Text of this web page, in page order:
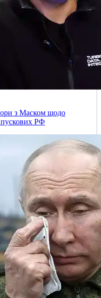
з Маском щодо
РФ